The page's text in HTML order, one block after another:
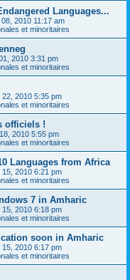
Languages...
2010 11:17 am
et minoritaires
2010 3:31 pm
et minoritaires
22, 2010 5:35 pm
et minoritaires
officiels !
2010 5:55 pm
et minoritaires
Languages from Africa
15, 2010 6:21 pm
et minoritaires
7 in Amharic
15, 2010 6:18 pm
et minoritaires
soon in Amharic
15, 2010 6:17 pm
et minoritaires